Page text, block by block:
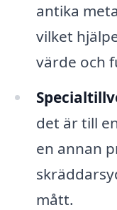
antika
vilket
värde och
det är till
en annan
mått.